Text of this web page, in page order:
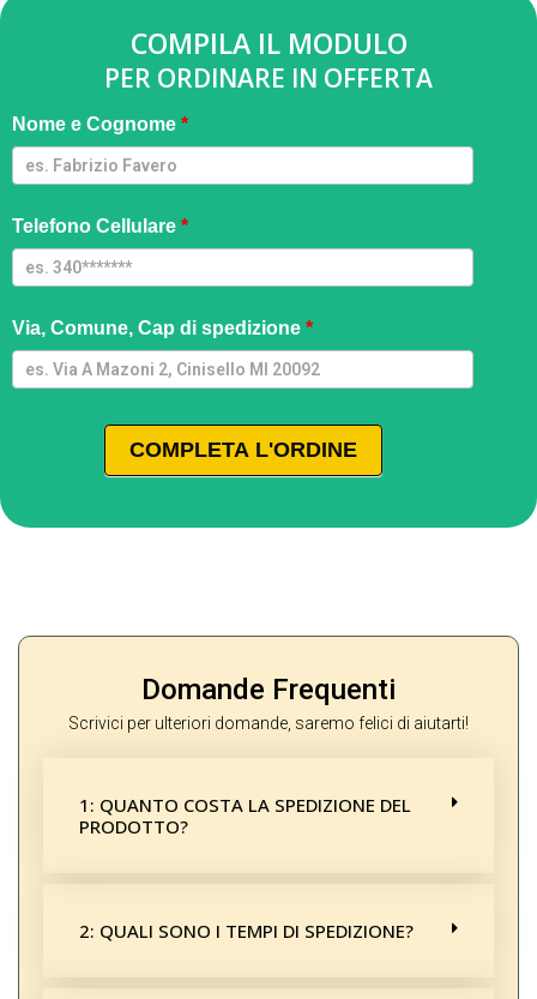
COMPILA IL MODULO
PER ORDINARE IN OFFERTA
Aspira
Acari -
GQMIA
Nome e Cognome *
Telefono Cellulare *
Via, Comune, Cap di spedizione *
COMPLETA L'ORDINE
Domande Frequenti
Scrivici per ulteriori domande, saremo felici di aiutarti!
1: QUANTO COSTA LA SPEDIZIONE DEL
PRODOTTO?
2: QUALI SONO I TEMPI DI SPEDIZIONE?